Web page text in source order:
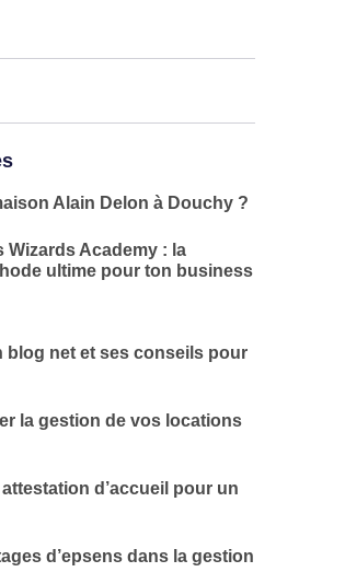
Alain Delon à Douchy ?
Wizards Academy : la
ultime pour ton business
blog net et ses conseils pour
la gestion de vos locations
d’accueil pour un
d’epsens dans la gestion